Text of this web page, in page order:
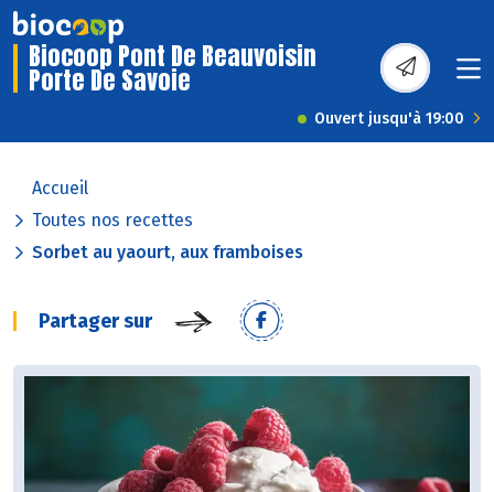
Biocoop Pont De Beauvoisin
Porte De Savoie
Ouvert jusqu'à 19:00
Accueil
Toutes nos recettes
Sorbet au yaourt, aux framboises
Partager sur